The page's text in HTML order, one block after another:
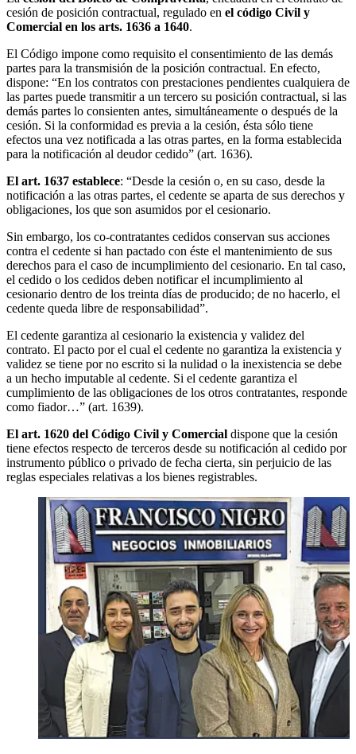
cesión de posición contractual, regulado en el código Civil y
Comercial en los arts. 1636 a 1640.
El Código impone como requisito el consentimiento de las demás
partes para la transmisión de la posición contractual. En efecto,
dispone: “En los contratos con prestaciones pendientes cualquiera de
las partes puede transmitir a un tercero su posición contractual, si las
demás partes lo consienten antes, simultáneamente o después de la
cesión. Si la conformidad es previa a la cesión, ésta sólo tiene
efectos una vez notificada a las otras partes, en la forma establecida
para la notificación al deudor cedido” (art. 1636).
El art. 1637 establece: “Desde la cesión o, en su caso, desde la
notificación a las otras partes, el cedente se aparta de sus derechos y
obligaciones, los que son asumidos por el cesionario.
Sin embargo, los co-contratantes cedidos conservan sus acciones
contra el cedente si han pactado con éste el mantenimiento de sus
derechos para el caso de incumplimiento del cesionario. En tal caso,
el cedido o los cedidos deben notificar el incumplimiento al
cesionario dentro de los treinta días de producido; de no hacerlo, el
cedente queda libre de responsabilidad”.
El cedente garantiza al cesionario la existencia y validez del
contrato. El pacto por el cual el cedente no garantiza la existencia y
validez se tiene por no escrito si la nulidad o la inexistencia se debe
a un hecho imputable al cedente. Si el cedente garantiza el
cumplimiento de las obligaciones de los otros contratantes, responde
como fiador…” (art. 1639).
El art. 1620 del Código Civil y Comercial dispone que la cesión
tiene efectos respecto de terceros desde su notificación al cedido por
instrumento público o privado de fecha cierta, sin perjuicio de las
reglas especiales relativas a los bienes registrables.